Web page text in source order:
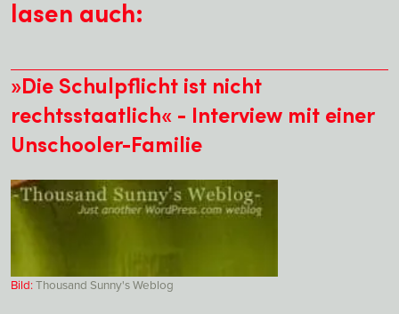
lasen auch:
»Die Schulpflicht ist nicht
rechtsstaatlich« - Interview mit einer
Unschooler-Familie
Bild:Thousand Sunny's Weblog